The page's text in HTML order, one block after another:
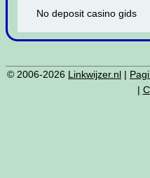
No deposit casino gids
© 2006-2026 Linkwijzer.nl |
|